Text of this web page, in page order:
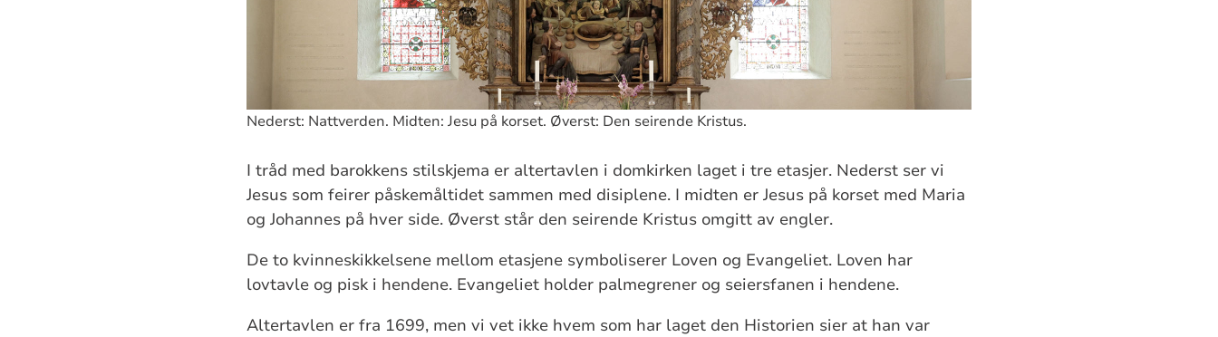
Nederst: Nattverden. Midten: Jesu på korset. Øverst: Den seirende Kristus.
I tråd med barokkens stilskjema er altertavlen i domkirken laget i tre etasjer. Nederst ser vi
Jesus som feirer påskemåltidet sammen med disiplene. I midten er Jesus på korset med Maria
og Johannes på hver side. Øverst står den seirende Kristus omgitt av engler.
De to kvinneskikkelsene mellom etasjene symboliserer Loven og Evangeliet. Loven har
lovtavle og pisk i hendene. Evangeliet holder palmegrener og seiersfanen i hendene.
Altertavlen er fra 1699, men vi vet ikke hvem som har laget den Historien sier at han var